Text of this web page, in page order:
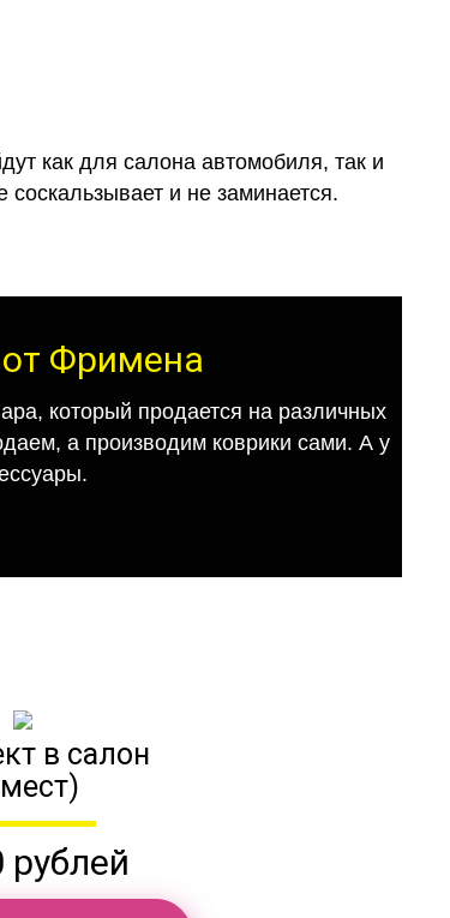
как для салона автомобиля, так и
и не заминается.
от Фримена
который продается на различных
а производим коврики сами. А у
в салон
рублей